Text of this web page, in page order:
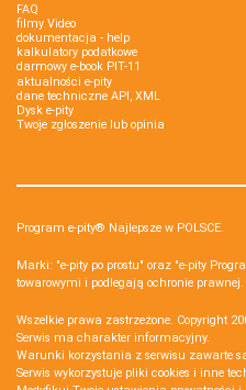
FAQ
filmy Video
dokumentacja - help
kalkulatory podatkowe
darmowy e-book PIT-11
aktualności e-pity
dane techniczne API, XML
Dysk e-pity
Twoje zgłoszenie lub opinia
Program e-pity® Najlepsze w POLSCE.
Marki: "e-pity po prostu" oraz "e-pity
towarowymi i podlegają ochronie prawnej.
Wszelkie prawa zastrzeżone. Copyright
Serwis ma charakter informacyjny.
Warunki korzystania z serwisu zawarte
Serwis wykorzystuje pliki cookies i inne